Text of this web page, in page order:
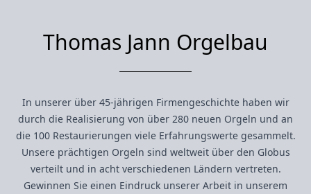
Thomas Jann Orgelbau
In unserer über 45-jährigen Firmengeschichte haben wir
durch die Realisierung von über 280 neuen Orgeln und an
die 100 Restaurierungen viele Erfahrungswerte gesammelt.
Unsere prächtigen Orgeln sind weltweit über den Globus
verteilt und in acht verschiedenen Ländern vertreten.
Gewinnen Sie einen Eindruck unserer Arbeit in unserem